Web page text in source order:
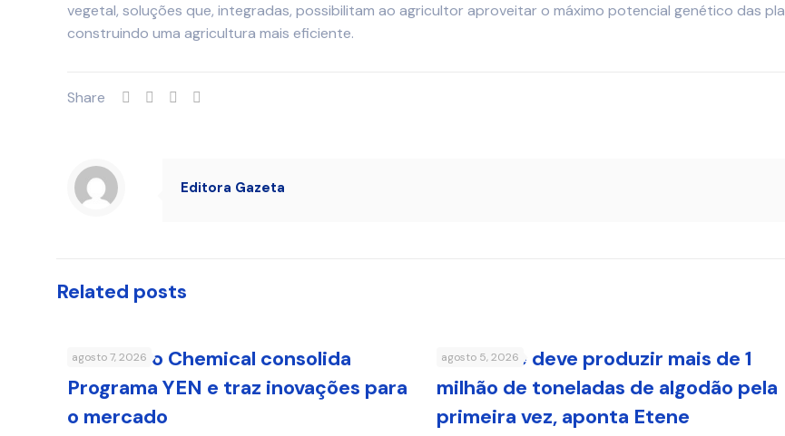
vegetal, soluções que, integradas, possibilitam ao agricultor aproveitar o máximo potencial genético das
construindo uma agricultura mais eficiente.
Share
Editora Gazeta
Related posts
agosto 7, 2026
Sumitomo Chemical consolida
Programa YEN e traz inovações para
o mercado
agosto 5, 2026
Nordeste deve produzir mais de 1
milhão de toneladas de algodão pela
primeira vez, aponta Etene